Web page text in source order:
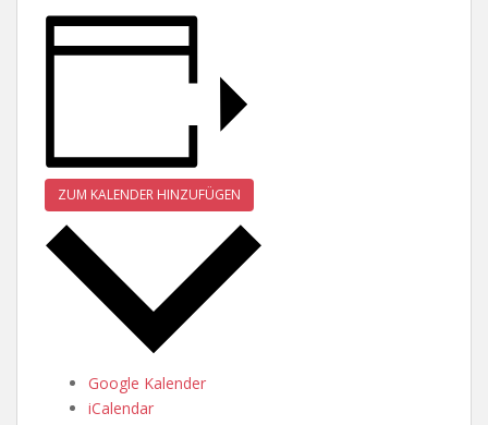
ZUM KALENDER HINZUFÜGEN
Google Kalender
iCalendar